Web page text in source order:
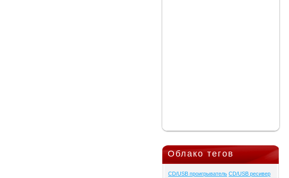
Облако тегов
CD/USB проигрыватель CD/USB ресивер